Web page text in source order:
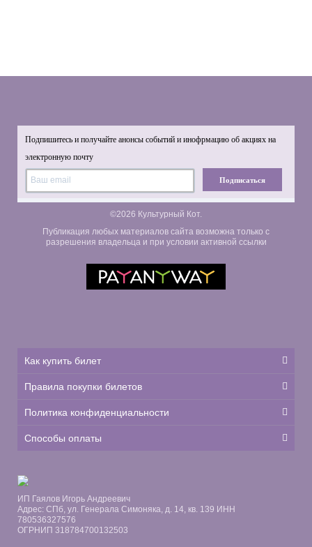
Подпишитесь и получайте анонсы событий и инофрмацию об акциях на
электронную почту
Подписаться
©2026 Культурный Кот.
Публикация любых материалов сайта возможна только с
разрешения владельца и при условии активной ссылки
Как купить билет
Правила покупки билетов
Политика конфиденциальности
Способы оплаты
ИП Гаялов Игорь Андреевич
Адрес: СПб, ул. Генерала Симоняка, д. 14, кв. 139 ИНН
780536327576
ОГРНИП 318784700132503